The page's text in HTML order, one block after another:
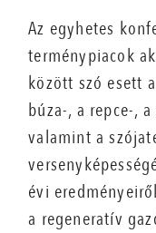
Az egyhetes
terménypiacok
között szó esett
búza-, a repce-,
valamint a
évi
a regeneratív